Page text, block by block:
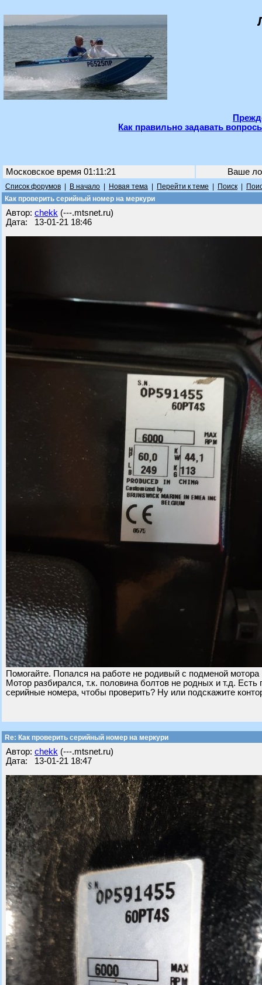
Как правильно задавать
Московское время 01:11:21 Ваше
Список форумов В начало Новая тема Перейти к теме Поиск
Как проверить серийный номер на меркури
Автор: chekk (---.mtsnet.ru)
Дата: 13-01-21 18:46
Помогайте. Попался на работе не родивый с подменой
Мотор разбирался, т.к. половина болтов не родных и т.д.
серийные номера, чтобы проверить? Ну или подскажите
Re: Как проверить серийный номер на меркури
Автор: chekk (---.mtsnet.ru)
Дата: 13-01-21 18:47